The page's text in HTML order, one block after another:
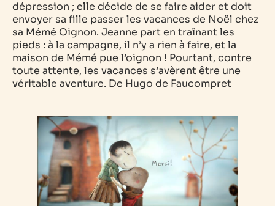
dépression ; elle décide de se faire aider et doit
envoyer sa fille passer les vacances de Noël chez
sa Mémé Oignon. Jeanne part en traînant les
pieds : à la campagne, il n’y a rien à faire, et la
maison de Mémé pue l’oignon ! Pourtant, contre
toute attente, les vacances s’avèrent être une
véritable aventure. De Hugo de Faucompret